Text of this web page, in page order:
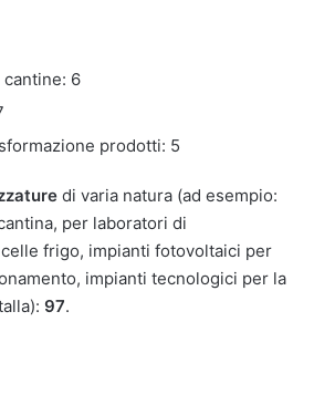
6
prodotti: 5
di varia natura (ad esempio:
per laboratori di
frigo, impianti fotovoltaici per
impianti tecnologici per la
97.